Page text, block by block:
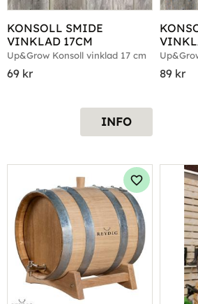
KONSOLL SMIDE
VINKLAD 17CM
Up&Grow Konsoll vinklad 17 cm
69 kr
INFO
89 kr
Lägg till i